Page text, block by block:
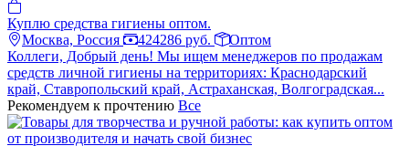
Куплю средства гигиены оптом.
Москва, Россия
424286 руб.
Оптом
Коллеги, Добрый день! Мы ищем менеджеров по продажам
средств личной гигиены на территориях: Краснодарский
край, Ставропольский край, Астраханская, Волгоградская...
Рекомендуем к прочтению Все